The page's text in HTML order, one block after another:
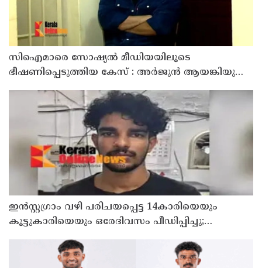
സിഐമാരെ സോഷ്യൽ മീഡിയയിലൂടെ
ഭീഷണിപ്പെടുത്തിയ കേസ് : അർജുൻ ആയങ്കിയുടെ
വീട്ടിൽ നിന്നും ലാപ്ടോപ്പ് പിടിച്ചെടുത്ത്‌ പോലീസ്
ഇൻസ്റ്റഗ്രാം വഴി പരിചയപ്പെട്ട 14കാരിയെയും
കൂട്ടുകാരിയെയും ഒരേദിവസം പീഡിപ്പിച്ചു;
നഗ്നദൃശ്യം പകര്‍ത്തി: കണ്ണൂർ ചപ്പാരപ്പടവ്
സ്വദേശിയായ 23 വയസുകാരൻ പിടിയിൽ